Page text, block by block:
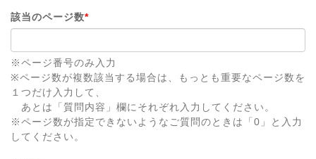
該当のページ数*
※ページ番号のみ入力
※ページ数が複数該当する場合は、もっとも重要なページ数を
１つだけ入力して、
あとは「質問内容」欄にそれぞれ入力してください。
※ページ数が指定できないようなご質問のときは「0」と入力
してください。